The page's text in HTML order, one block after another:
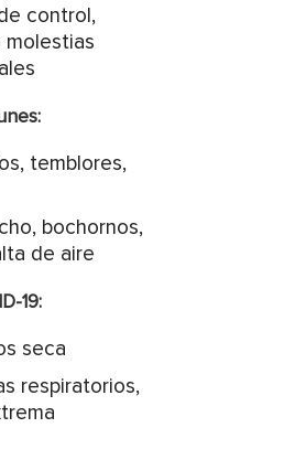
control,
molestias
temblores,
bochornos,
de aire
19:
seca
respiratorios,